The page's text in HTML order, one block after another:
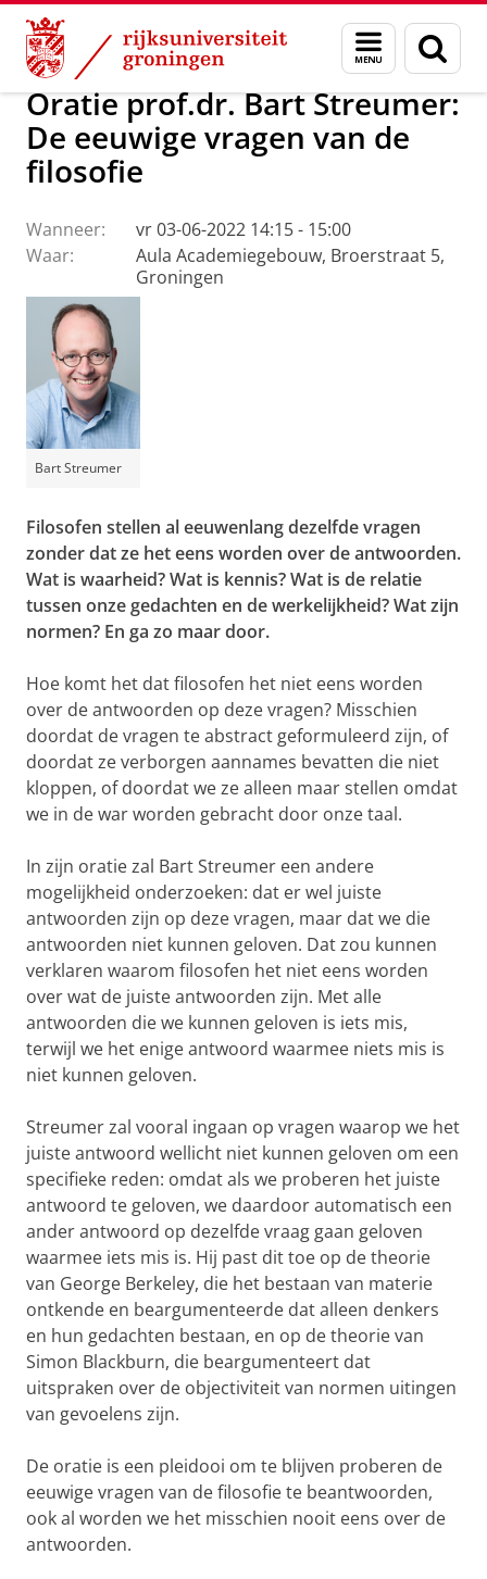
Skip
Content
Skip
Navigation
Menu
en
zoeken
Over ons Actueel Evenementen Oraties
Oratie prof.dr. Bart Streumer:
De eeuwige vragen van de
filosofie
Wanneer:
vr 03-06-2022 14:15 - 15:00
Waar:
Aula Academiegebouw, Broerstraat 5,
Groningen
Bart Streumer
Filosofen stellen al eeuwenlang dezelfde vragen
zonder dat ze het eens worden over de antwoorden.
Wat is waarheid? Wat is kennis? Wat is de relatie
tussen onze gedachten en de werkelijkheid? Wat zijn
normen? En ga zo maar door.
Hoe komt het dat filosofen het niet eens worden
over de antwoorden op deze vragen? Misschien
doordat de vragen te abstract geformuleerd zijn, of
doordat ze verborgen aannames bevatten die niet
kloppen, of doordat we ze alleen maar stellen omdat
we in de war worden gebracht door onze taal.
In zijn oratie zal Bart Streumer een andere
mogelijkheid onderzoeken: dat er wel juiste
antwoorden zijn op deze vragen, maar dat we die
antwoorden niet kunnen geloven. Dat zou kunnen
verklaren waarom filosofen het niet eens worden
over wat de juiste antwoorden zijn. Met alle
antwoorden die we kunnen geloven is iets mis,
terwijl we het enige antwoord waarmee niets mis is
niet kunnen geloven.
Streumer zal vooral ingaan op vragen waarop we het
juiste antwoord wellicht niet kunnen geloven om een
specifieke reden: omdat als we proberen het juiste
antwoord te geloven, we daardoor automatisch een
ander antwoord op dezelfde vraag gaan geloven
waarmee iets mis is. Hij past dit toe op de theorie
van George Berkeley, die het bestaan van materie
ontkende en beargumenteerde dat alleen denkers
en hun gedachten bestaan, en op de theorie van
Simon Blackburn, die beargumenteert dat
uitspraken over de objectiviteit van normen uitingen
van gevoelens zijn.
De oratie is een pleidooi om te blijven proberen de
eeuwige vragen van de filosofie te beantwoorden,
ook al worden we het misschien nooit eens over de
antwoorden.